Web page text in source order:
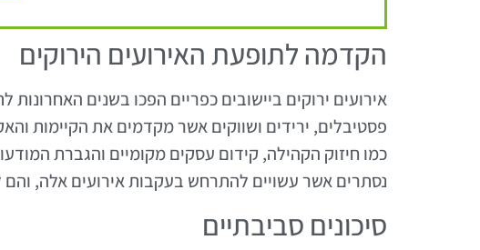
הקדמה לתופעת האירועים הירוקים
אירועים ירוקים ביישובים כפריים הפכו בשנים
פסטיבלים, ירידים ושווקים אשר מקדמים את הקיימות
כמו חיזוק הקהילה, קידום עסקים מקומיים והגברת
נסתרים אשר עשויים להתרחש בעקבות אירועים אלה, והם
סיכונים סביבתיים